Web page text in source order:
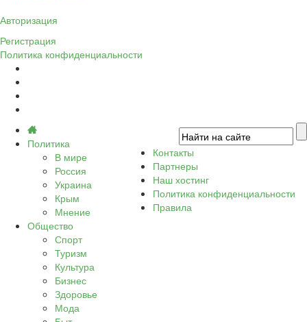
Авторизация
Регистрация
Политика конфиденциальности
Политика
В мире
Россия
Украина
Крым
Мнение
Общество
Спорт
Туризм
Культура
Бизнес
Здоровье
Мода
Контакты
Партнеры
Наш хостинг
Политика конфиденциальности
Правила